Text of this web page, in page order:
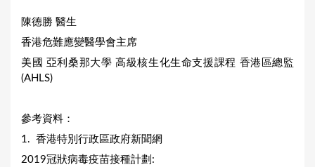
陳德勝 醫生
香港危難應變醫學會主席
美國 亞利桑那大學 高級核生化生命支援課程 香港區總監
(AHLS)
參考資料：
1. 香港特別行政區政府新聞網
2019冠狀病毒疫苗接種計劃: